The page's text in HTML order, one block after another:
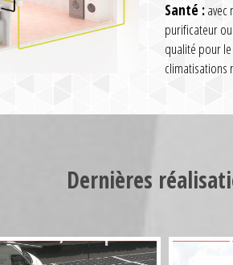
Santé :
purificateur
qualité pour
climatisations
Dernières
Rivsol 5,8 couplé